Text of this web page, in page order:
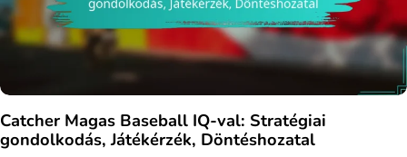
Catcher Magas Baseball IQ-val: Stratégiai
gondolkodás, Játékérzék, Döntéshozatal